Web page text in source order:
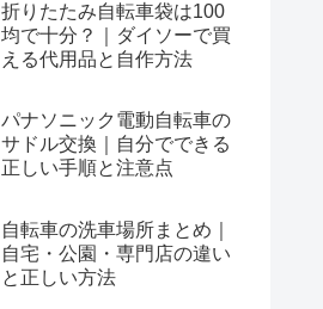
折りたたみ自転車袋は100
均で十分？｜ダイソーで買
える代用品と自作方法
パナソニック電動自転車の
サドル交換｜自分でできる
正しい手順と注意点
自転車の洗車場所まとめ｜
自宅・公園・専門店の違い
と正しい方法